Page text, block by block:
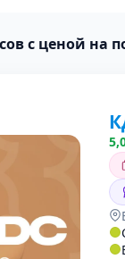
с ценой на